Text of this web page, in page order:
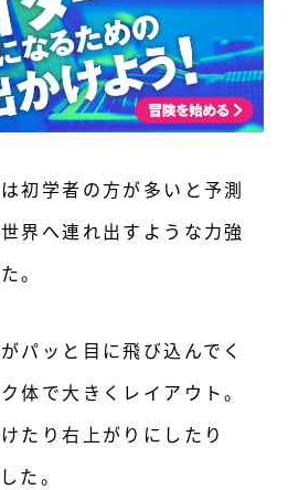
初学者の方が多いと予測
界へ連れ出すような力強
。
パッと目に飛び込んでく
体で大きくレイアウト。
たり右上がりにしたり
た。